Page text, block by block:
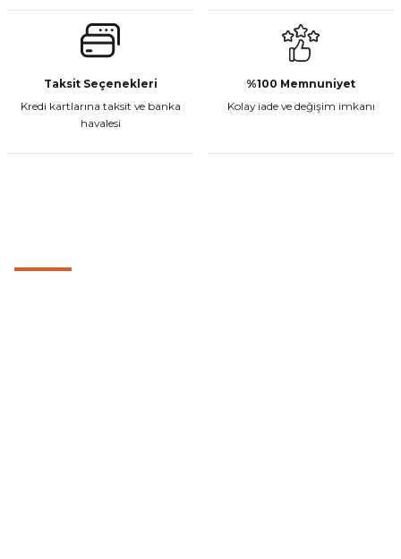
Taksit Seçenekleri
Kredi kartlarına taksit ve banka
havalesi
%100 Memnuniyet
Kolay iade ve değişim imkanı